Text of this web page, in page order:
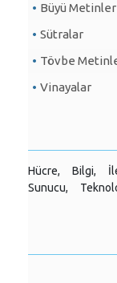
Büyü
Sütralar
Tövbe
Vinayalar
Hücre, Bilgi,
Sunucu,